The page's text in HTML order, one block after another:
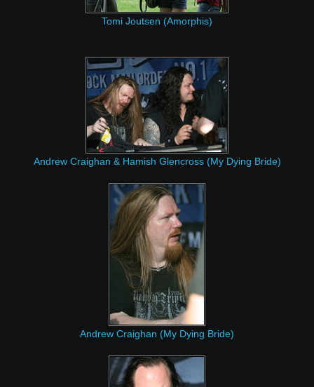
Tomi Joutsen (Amorphis)
Andrew Craighan & Hamish Glencross (My Dying Bride)
Andrew Craighan (My Dying Bride)